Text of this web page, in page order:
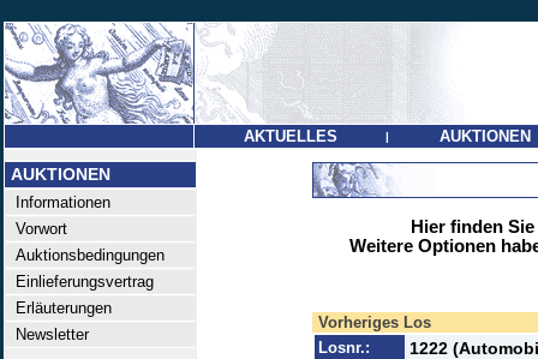
AKTUELLES | AUKTIONEN
AUKTIONEN
Informationen
Vorwort
Auktionsbedingungen
Einlieferungsvertrag
Erläuterungen
Newsletter
Hier finden
Weitere Optionen
Vorheriges Los
Losnr.:
1222